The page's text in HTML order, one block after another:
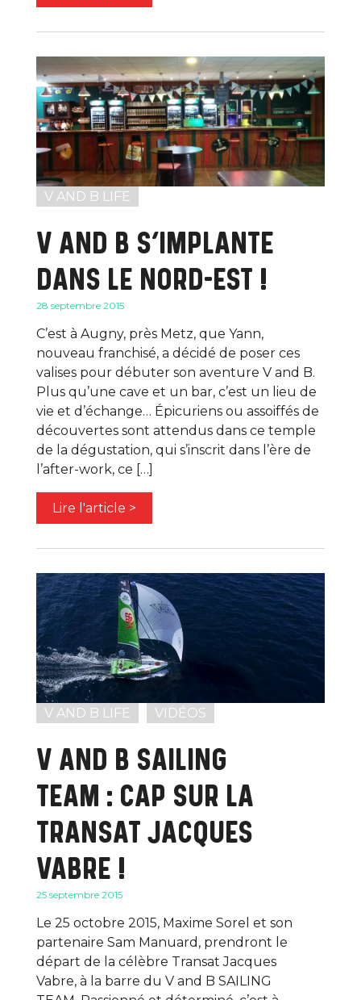
V AND B LIFE
V AND B S’IMPLANTE
DANS LE NORD-EST !
28 septembre 2015
C’est à Augny, près Metz, que Yann,
nouveau franchisé, a décidé de poser ces
valises pour débuter son aventure V and B.
Plus qu’une cave et un bar, c’est un lieu de
vie et d’échange… Épicuriens ou assoiffés de
découvertes sont attendus dans ce temple
de la dégustation, qui s’inscrit dans l’ère de
l’after-work, ce […]
Lire l'article >
V AND B LIFE VIDÉOS
V AND B SAILING
TEAM : CAP SUR LA
TRANSAT JACQUES
VABRE !
25 septembre 2015
Le 25 octobre 2015, Maxime Sorel et son
partenaire Sam Manuard, prendront le
départ de la célèbre Transat Jacques
Vabre, à la barre du V and B SAILING